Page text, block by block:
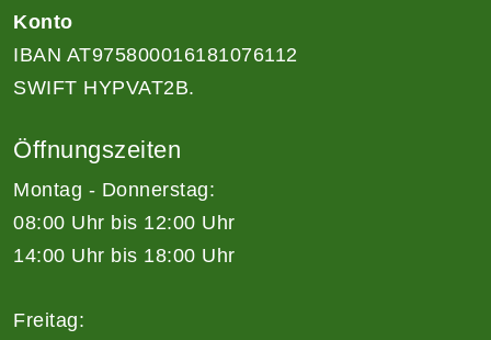
Konto
IBAN AT975800016181076112
SWIFT HYPVAT2B.
Öffnungszeiten
Montag - Donnerstag:
08:00 Uhr bis 12:00 Uhr
14:00 Uhr bis 18:00 Uhr
Freitag: